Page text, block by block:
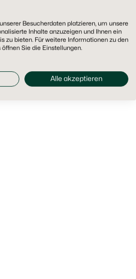
Besucherdaten platzieren, um unsere
Inhalte anzuzeigen und Ihnen ein
zu bieten. Für weitere Informationen zu den
Sie die Einstellungen.
Alle akzeptieren